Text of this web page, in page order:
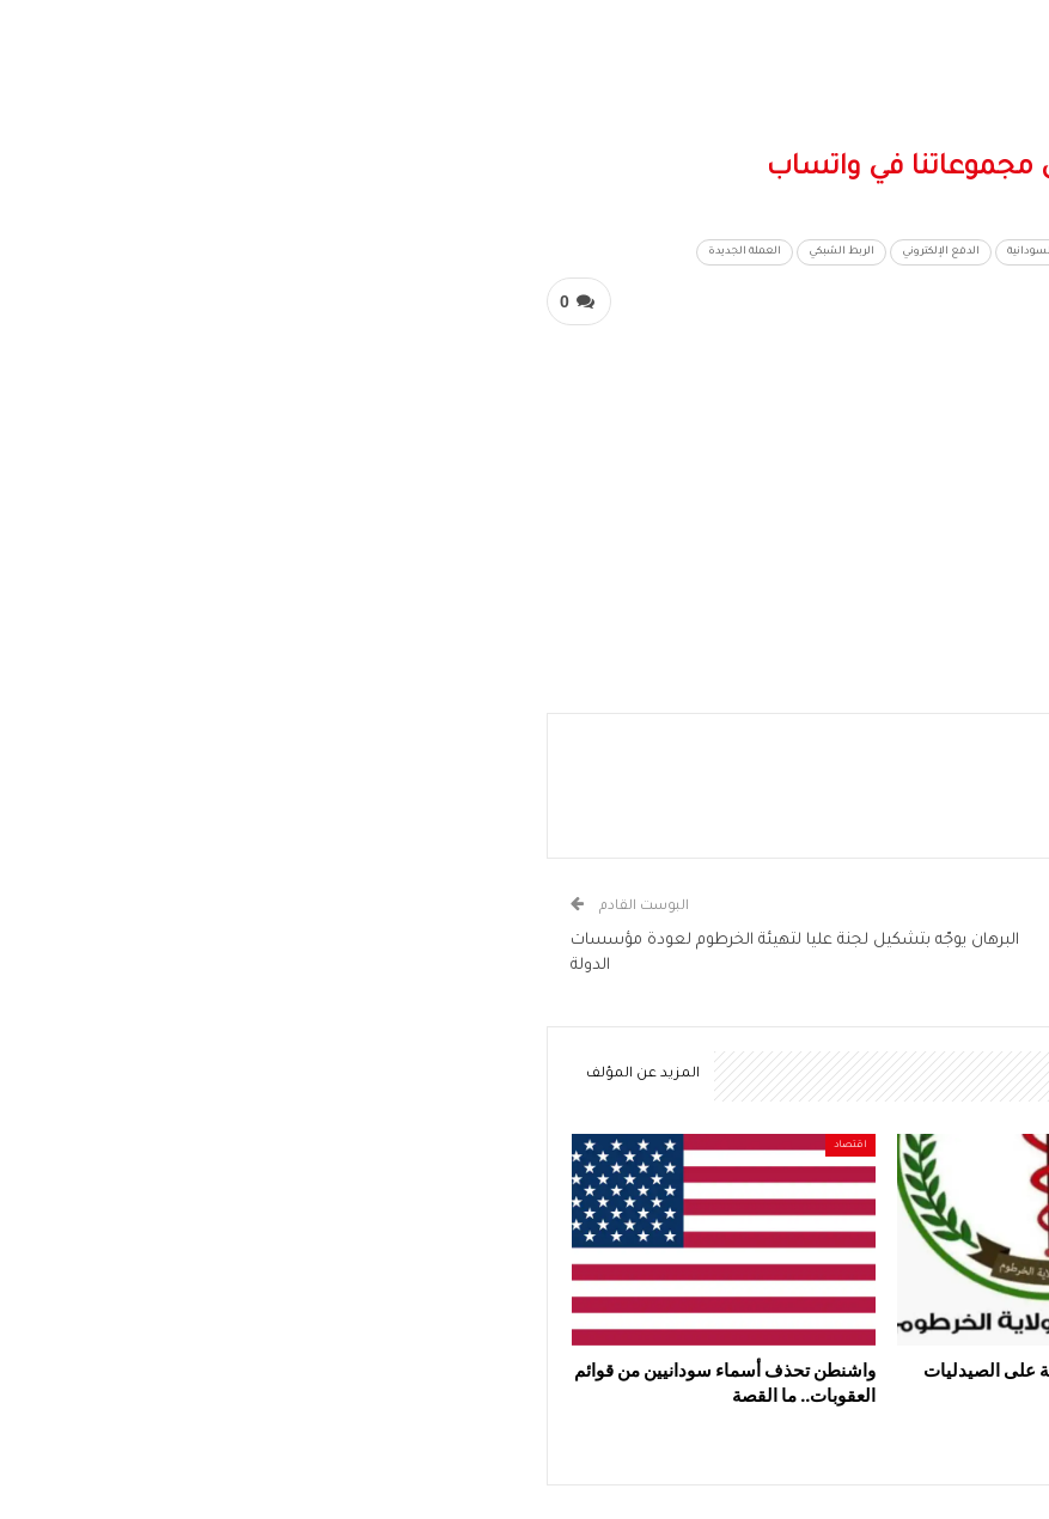
مجموعاتنا في واتساب
الدفع الإلكتروني الربط الشبكي العملة الجديدة
0
البوست القادم
البرهان يوجّه بتشكيل لجنة عليا لتهيئة الخرطوم لعودة مؤسسات
الدولة
المزيد عن المؤلف
على الصيدليات
اقتصاد
واشنطن تحذف أسماء سودانيين من قوائم
العقوبات.. ما القصة